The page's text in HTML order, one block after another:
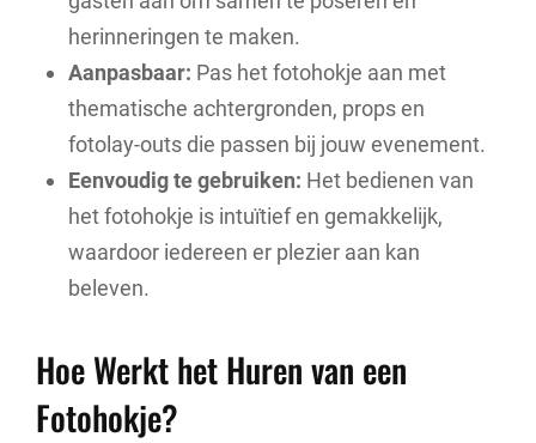
herinneringen te maken.
Aanpasbaar: Pas het fotohokje aan met
thematische achtergronden, props en
fotolay-outs die passen bij jouw evenement.
Eenvoudig te gebruiken: Het bedienen van
het fotohokje is intuïtief en gemakkelijk,
waardoor iedereen er plezier aan kan
beleven.
Hoe Werkt het Huren van een
Fotohokje?